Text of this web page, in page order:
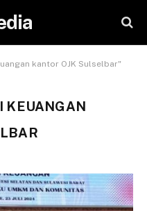
kantor OJK Sulselbar"
KEUANGAN